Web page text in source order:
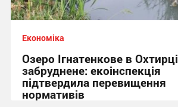
Економіка
Озеро Ігнатенкове в Охтирці
забруднене: екоінспекція
підтвердила перевищення
нормативів